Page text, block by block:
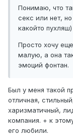
Понимаю, что
секс или нет,
какойто пухляш)
Просто хочу
малую, а она
эмоций фонтан.
Был у меня такой
отличная,
харизматичный,
компания. + к
его любили.